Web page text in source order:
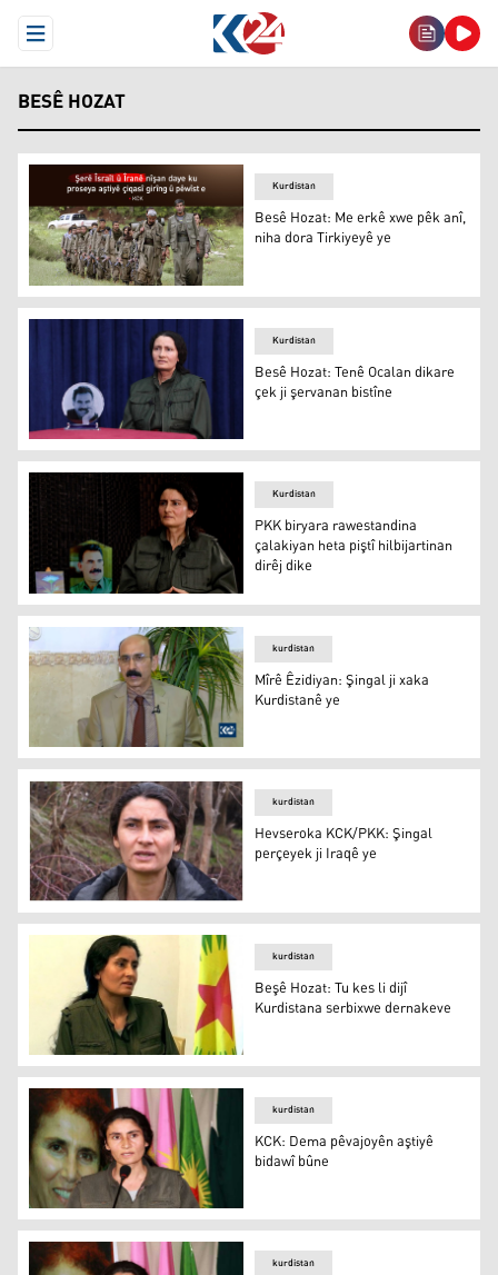
Open Menu
BESÊ HOZAT
Besê Hozat: Me erkê xwe pêk anî, niha dora Tirkiyeyê ye
Kurdistan
Besê Hozat: Me erkê xwe pêk anî,
niha dora Tirkiyeyê ye
Besê Hozat: Tenê Ocalan dikare çek ji şervanan bistîne
Kurdistan
Besê Hozat: Tenê Ocalan dikare
çek ji şervanan bistîne
PKK biryara rawestandina çalakiyan heta piştî
Kurdistan
PKK biryara rawestandina
çalakiyan heta piştî hilbijartinan
dirêj dike
Mîrê Êzidiyan: Şingal ji xaka Kurdistanê ye
kurdistan
Mîrê Êzidiyan: Şingal ji xaka
Kurdistanê ye
Hevseroka KCK/PKK: Şingal perçeyek ji Iraqê ye
kurdistan
Hevseroka KCK/PKK: Şingal
perçeyek ji Iraqê ye
Beşê Hozat: Tu kes li dijî Kurdistana serbixwe dernakeve
kurdistan
Beşê Hozat: Tu kes li dijî
Kurdistana serbixwe dernakeve
KCK: Dema pêvajoyên aştiyê bidawî bûne
kurdistan
KCK: Dema pêvajoyên aştiyê
bidawî bûne
kurdistan